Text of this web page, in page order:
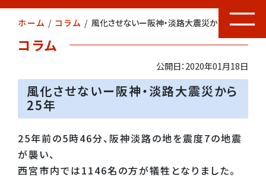
ホーム / コラム / 風化させないー阪神・淡路大震災から25年
コラム
公開日：2020年01月18日
風化させないー阪神・淡路大震災から
25年
25年前の5時46分、阪神淡路の地を震度7の地震
が襲い、
西宮市内では1146名の方が犠牲となりました。